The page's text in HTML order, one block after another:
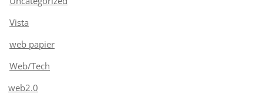
Vista
web papier
Web/Tech
web2.0